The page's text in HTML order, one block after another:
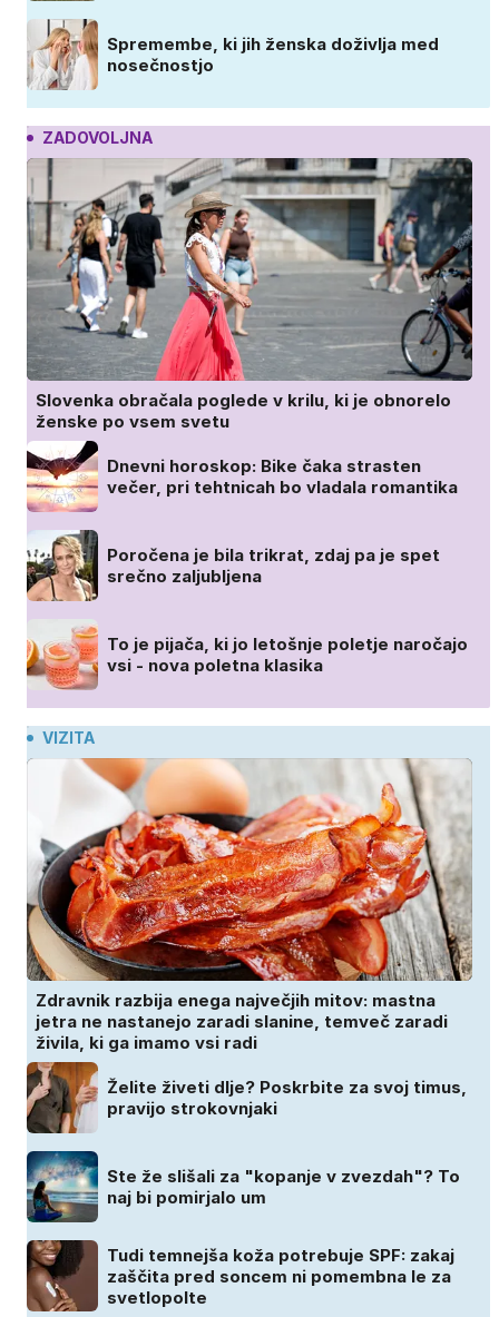
Spremembe, ki jih ženska doživlja med
nosečnostjo
ZADOVOLJNA
Slovenka obračala poglede v krilu, ki je obnorelo
ženske po vsem svetu
Dnevni horoskop: Bike čaka strasten
večer, pri tehtnicah bo vladala romantika
Poročena je bila trikrat, zdaj pa je spet
srečno zaljubljena
To je pijača, ki jo letošnje poletje naročajo
vsi - nova poletna klasika
VIZITA
Zdravnik razbija enega največjih mitov: mastna
jetra ne nastanejo zaradi slanine, temveč zaradi
živila, ki ga imamo vsi radi
Želite živeti dlje? Poskrbite za svoj timus,
pravijo strokovnjaki
Ste že slišali za "kopanje v zvezdah"? To
naj bi pomirjalo um
Tudi temnejša koža potrebuje SPF: zakaj
zaščita pred soncem ni pomembna le za
svetlopolte